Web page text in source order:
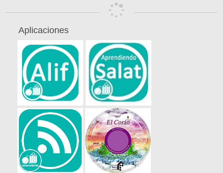
Aplicaciones